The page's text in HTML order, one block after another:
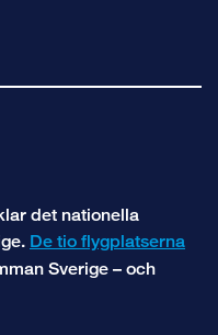
det nationella
De tio flygplatserna
Sverige – och